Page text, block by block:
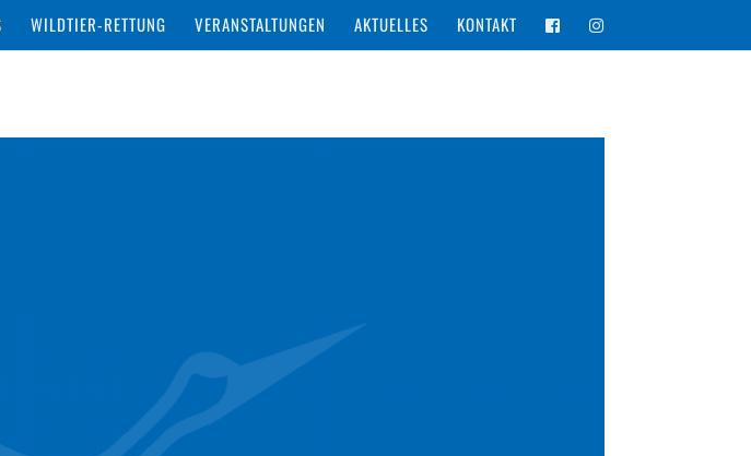
WILDTIER-RETTUNG VERANSTALTUNGEN AKTUELLES KONTAKT